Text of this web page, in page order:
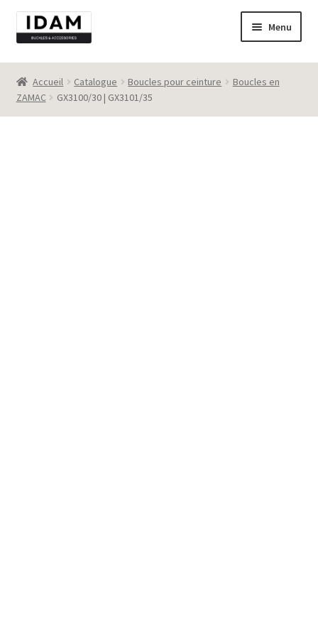
Aller
à
Aller
au
Menu
Catalogue
New
Accueil Catalogue Boucles pour ceinture
Boucles en
ZAMAC
GX3100/30 | GX3101/35